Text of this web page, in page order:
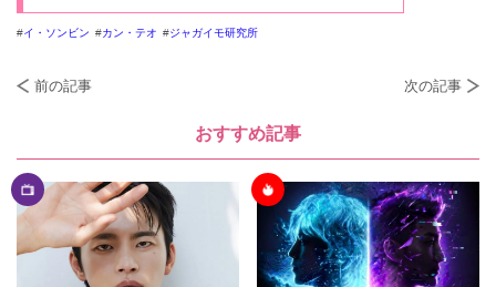
イ・ソンビン カン・テオ ジャガイモ研究所
前の記事 次の記事
おすすめ記事